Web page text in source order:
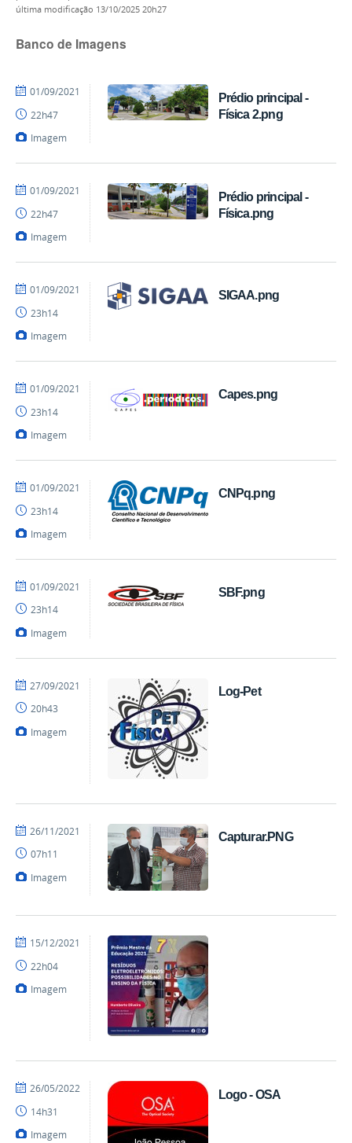
última modificação 13/10/2025 20h27
Banco de Imagens
Prédio principal -
Física 2.png
por
publicado
01/09/2021
22h47
Imagem
Prédio principal -
Física.png
por
publicado
01/09/2021
22h47
Imagem
SIGAA.png
por
publicado
01/09/2021
23h14
Imagem
Capes.png
por
publicado
01/09/2021
23h14
Imagem
CNPq.png
por
publicado
01/09/2021
23h14
Imagem
SBF.png
por
publicado
01/09/2021
23h14
Imagem
Log-Pet
por
-
Física
publicado
27/09/2021
20h43
Imagem
Capturar.PNG
por
publicado
26/11/2021
07h11
Imagem
por
-
Física
publicado
15/12/2021
22h04
Imagem
Logo - OSA
por
-
Física
publicado
26/05/2022
14h31
Imagem